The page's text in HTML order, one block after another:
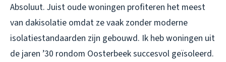
Absoluut. Juist oude woningen profiteren het meest
van dakisolatie omdat ze vaak zonder moderne
isolatiestandaarden zijn gebouwd. Ik heb woningen uit
de jaren ’30 rondom Oosterbeek succesvol geïsoleerd.